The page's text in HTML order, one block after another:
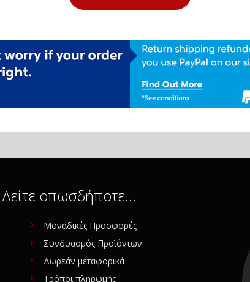
Δείτε οπωσδήποτε…
Μοναδικές Προσφορές
Συνδυασμός Προϊόντων
Δωρεάν μεταφορικά
Τρόποι πληρωμής